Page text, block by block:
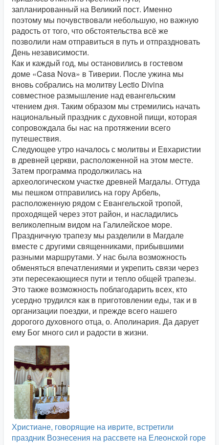
запланированный на Великий пост. Именно
поэтому мы почувствовали небольшую, но важную
радость от того, что обстоятельства всё же
позволили нам отправиться в путь и отпраздновать
День независимости.
Как и каждый год, мы остановились в гостевом
доме «Casa Nova» в Тиверии. После ужина мы
вновь собрались на молитву Lectio Divina
совместное размышление над евангельским
чтением дня. Таким образом мы стремились начать
национальный праздник с духовной пищи, которая
сопровождала бы нас на протяжении всего
путешествия.
Следующее утро началось с молитвы и Евхаристии
в древней церкви, расположенной на этом месте.
Затем программа продолжилась на
археологическом участке древней Магдалы. Оттуда
мы пешком отправились на гору Арбель,
расположенную рядом с Евангельской тропой,
проходящей через этот район, и насладились
великолепным видом на Галилейское море.
Праздничную трапезу мы разделили в Магдале
вместе с другими священниками, прибывшими
разными маршрутами. У нас была возможность
обменяться впечатлениями и укрепить связи через
эти пересекающиеся пути и тепло общей трапезы.
Это также возможность поблагодарить всех, кто
усердно трудился как в приготовлении еды, так и в
организации поездки, и прежде всего нашего
дорогого духовного отца, о. Аполинария. Да дарует
ему Бог много сил и радости в жизни.
Христиане, говорящие на иврите, встретили
праздник Вознесения на рассвете на Елеонской горе